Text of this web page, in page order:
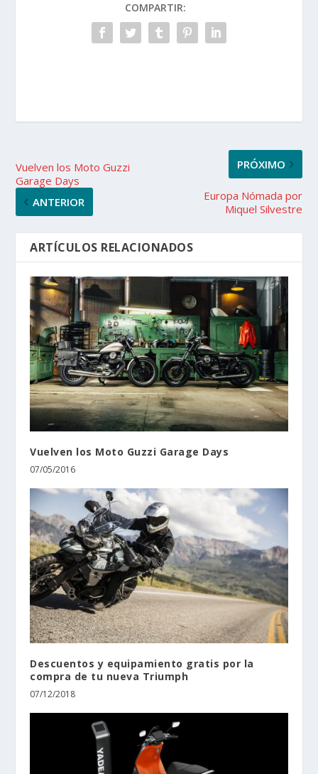
COMPARTIR:
Vuelven los Moto Guzzi
Garage Days
ANTERIOR
PRÓXIMO
Europa Nómada por
Miquel Silvestre
ARTÍCULOS RELACIONADOS
Vuelven los Moto Guzzi Garage Days
07/05/2016
Descuentos y equipamiento gratis por la
compra de tu nueva Triumph
07/12/2018